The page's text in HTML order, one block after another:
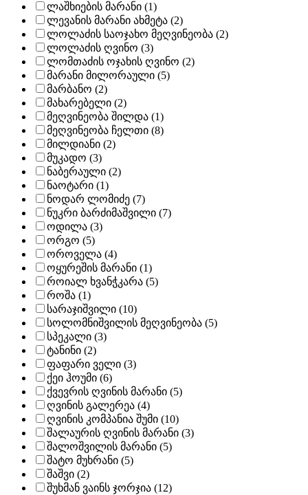
ლაშხიების მარანი (1)
ლევანის მარანი ახმეტა (2)
ლოლაძის საოჯახო მეღვინეობა (2)
ლოლაძის ღვინო (3)
ლომთაძის ოჯახის ღვინო (2)
მარანი მილორაული (5)
მარბანო (2)
მახარებელი (2)
მეღვინეობა შილდა (1)
მეღვინეობა ჩელთი (8)
მილდიანი (2)
მუკადო (3)
ნაბერაული (2)
ნაოტარი (1)
ნოდარ ლომიძე (7)
ნუკრი ბარძიმაშვილი (7)
ოდილა (3)
ორგო (5)
ოროველა (4)
ოყურეშის მარანი (1)
როიალ ხვანჭკარა (5)
როშა (1)
სარაჯიშვილი (10)
სოლომნიშვილის მეღვინეობა (5)
სპეკალი (3)
ტანინი (2)
ფაფარი ველი (3)
ქეი ჰოუმი (6)
ქვევრის ღვინის მარანი (5)
ღვინის გალერეა (4)
ღვინის კომპანია შუმი (10)
შალაურის ღვინის მარანი (3)
შალოშვილის მარანი (5)
შატო მუხრანი (5)
შაშვი (2)
შუხმან ვაინს ჯორჯია (12)